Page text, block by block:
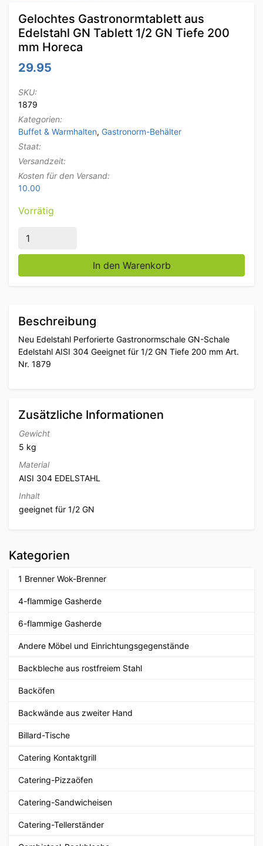
Gelochtes Gastronormtablett aus
Edelstahl GN Tablett 1/2 GN Tiefe 200
mm Horeca
29.95
SKU:
1879
Kategorien:
Buffet & Warmhalten, Gastronorm-Behälter
Staat:
Versandzeit:
Kosten für den Versand:
10.00
Vorrätig
Gelochtes Gastronormtablett aus Edelstahl GN
In den Warenkorb
Beschreibung
Neu Edelstahl Perforierte Gastronormschale GN-Schale
Edelstahl AISI 304 Geeignet für 1/2 GN Tiefe 200 mm Art.
Nr. 1879
Zusätzliche Informationen
Gewicht
5 kg
Material
AISI 304 EDELSTAHL
Inhalt
geeignet für 1/2 GN
Kategorien
1 Brenner Wok-Brenner
4-flammige Gasherde
6-flammige Gasherde
Andere Möbel und Einrichtungsgegenstände
Backbleche aus rostfreiem Stahl
Backöfen
Backwände aus zweiter Hand
Billard-Tische
Catering Kontaktgrill
Catering-Pizzaöfen
Catering-Sandwicheisen
Catering-Tellerständer